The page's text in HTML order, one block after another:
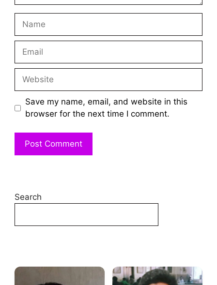
Name
Email
Website
Save my name, email, and website in this
browser for the next time I comment.
Search